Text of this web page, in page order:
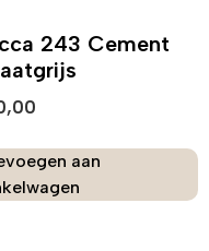
243 Cement
aan